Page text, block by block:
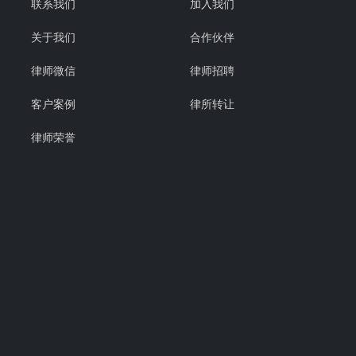
联系我们
关于我们
律师微信
客户案例
律师荣誉
加入我们
合作伙伴
律师招聘
律所转让